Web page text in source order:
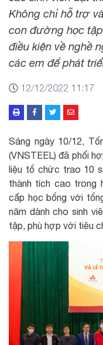
Không chỉ hỗ trợ
con đường học
điều kiện về nghề
các em để phát
12/12/2022 11:17
Sáng ngày 10/12,
(VNSTEEL) đã phối
liệu tổ chức trao 10
thành tích cao trong
cấp học bổng với
năm dành cho sinh
tập, phù hợp với tiêu